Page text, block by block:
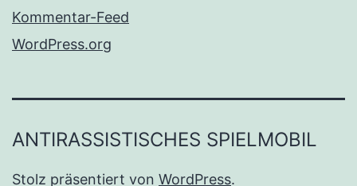
Kommentar-Feed
WordPress.org
ANTIRASSISTISCHES SPIELMOBIL
Stolz präsentiert von WordPress.